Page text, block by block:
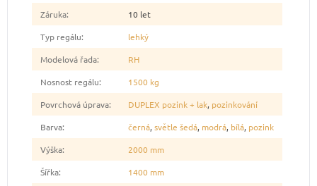
Záruka:
10 let
Typ regálu:
lehký
Modelová řada:
RH
Nosnost regálu:
1500 kg
Povrchová úprava: DUPLEX pozink + lak, pozinkování
Barva: černá, světle šedá, modrá, bílá, pozink
Výška:
2000 mm
Šířka:
1400 mm